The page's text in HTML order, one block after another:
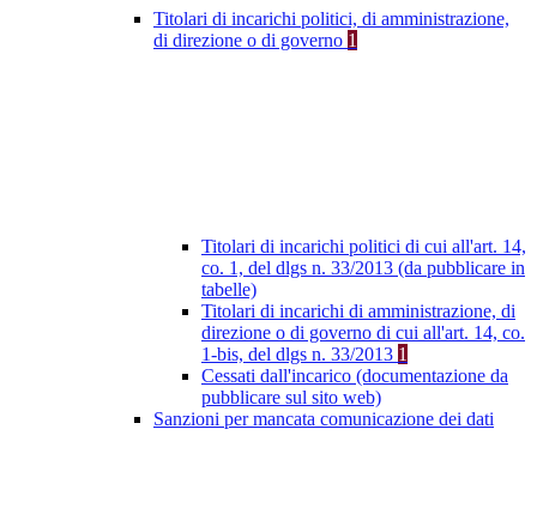
Titolari di incarichi politici, di amministrazione,
di direzione o di governo 1
Titolari di incarichi politici di cui all'art. 14,
co. 1, del dlgs n. 33/2013 (da pubblicare in
tabelle)
Titolari di incarichi di amministrazione, di
direzione o di governo di cui all'art. 14, co.
1-bis, del dlgs n. 33/2013 1
Cessati dall'incarico (documentazione da
pubblicare sul sito web)
Sanzioni per mancata comunicazione dei dati